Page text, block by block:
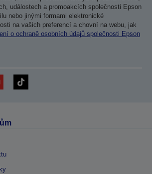
událostech a promoakcích společnosti Epson
nebo jinými formami elektronické
na vašich preferencí a chovní na webu, jak
o ochraně osobních údajů společnosti Epson